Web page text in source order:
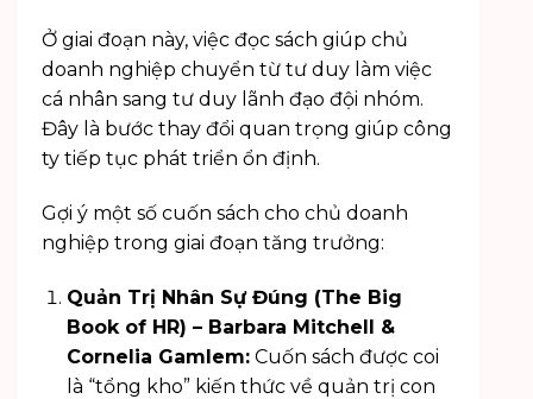
Ở giai đoạn này, việc đọc sách giúp chủ
doanh nghiệp chuyển từ tư duy làm việc
cá nhân sang tư duy lãnh đạo đội nhóm.
Đây là bước thay đổi quan trọng giúp công
ty tiếp tục phát triển ổn định.
Gợi ý một số cuốn sách cho chủ doanh
nghiệp trong giai đoạn tăng trưởng:
Quản Trị Nhân Sự Đúng (The Big
Book of HR) – Barbara Mitchell &
Cornelia Gamlem:Cuốn sách được coi
là “tổng kho” kiến thức về quản trị con